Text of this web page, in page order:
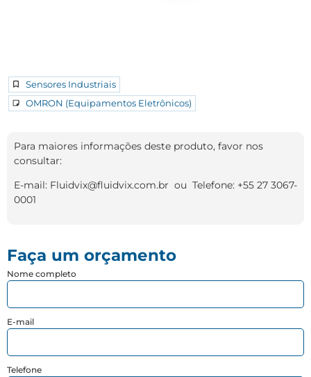
Sensores Industriais
OMRON (Equipamentos Eletrônicos)
Para maiores informações deste produto, favor nos
consultar:
E-mail: Fluidvix@fluidvix.com.br ou Telefone: +55 27 3067-
0001
Faça um orçamento
Nome completo
E-mail
Telefone